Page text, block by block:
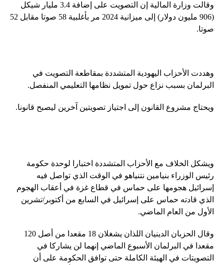
وقالت وزارة المالية إن التصويت على إضافة 3.4 مليار شيكل
(906 مليون دولار) إلى ميزانية 2024 مر بأغلبية 58 صوتا مقابل 52
صوتا.
وهددت الأحزاب اليهودية المتشددة بمقاطعة التصويت في
البرلمان بسبب نزاع حول تمويل نظامها التعليمي المنفصل.
ويحتاج مشروع القانون إلى اجتياز تصويتين آخرين ليصبح قانونا.
ويشكل الخلاف مع الأحزاب المتشددة اختبارا لوحدة حكومة
رئيس الوزراء بنيامين نتنياهو في الوقت الذي تواصل فيه
إسرائيل هجومها على حماس في قطاع غزة في أعقاب الهجوم
الذي قادته حماس على إسرائيل في السابع من أكتوبر/تشرين
الأول من العام الماضي.
وقال الحزبان الدينيان اللذان يشغلان 18 مقعدا من أصل 120
مقعدا في البرلمان الأسبوع الماضي إنهما لن يشاركا في
التصويتات في الهيئة الكاملة حتى توافق الحكومة على أن